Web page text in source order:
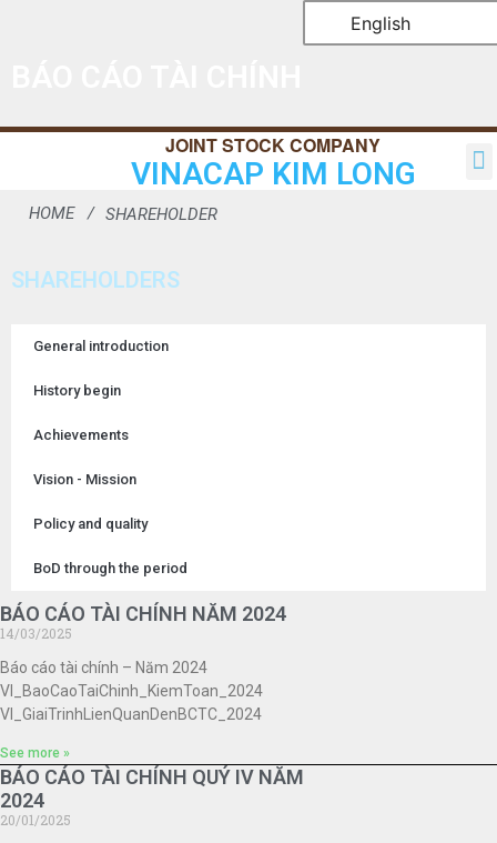
English
VINACAP KIM LONG
HOME SHAREHOLDER
SHAREHOLDERS
General introduction
History begin
Achievements
Vision - Mission
Policy and quality
BoD through the period
BÁO CÁO TÀI CHÍNH NĂM 2024
14/03/2025
Báo cáo tài chính – Năm 2024
VI_BaoCaoTaiChinh_KiemToan_2024
VI_GiaiTrinhLienQuanDenBCTC_2024
See more »
BÁO CÁO TÀI CHÍNH QUÝ IV NĂM
2024
20/01/2025